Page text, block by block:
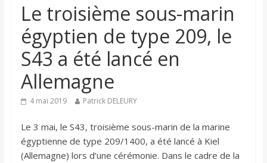
Le troisième sous-marin
égyptien de type 209, le
S43 a été lancé en
Allemagne
4 mai 2019 Patrick DELEURY
Le 3 mai, le S43, troisième sous-marin de la marine
égyptienne de type 209/1400, a été lancé à Kiel
(Allemagne) lors d’une cérémonie. Dans le cadre de la